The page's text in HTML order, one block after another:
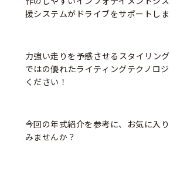
援システムがドライブをサポートしま
力強い走りを予感させるスタイリン
ではの優れたライティングテクノロ
ください！
今回の年式紹介を参考に、お気に入
みませんか？